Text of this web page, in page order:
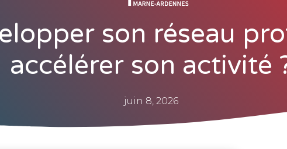
son réseau
accélérer son activité
juin 8, 2026